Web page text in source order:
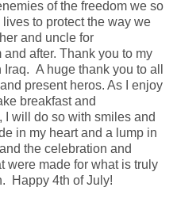
of the freedom we so
to protect the way we
and uncle for
after. Thank you to my
Iraq. A huge thank you to all
present heros. As I enjoy
breakfast and
will do so with smiles and
in my heart and a lump in
the celebration and
were made for what is truly
Happy 4th of July!